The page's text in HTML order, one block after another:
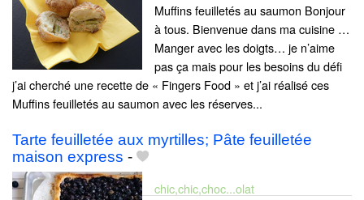
Muffins feuilletés au saumon Bonjour
à tous. Bienvenue dans ma cuisine …
Manger avec les doigts… je n’aime
pas ça mais pour les besoins du défi
j’ai cherché une recette de « Fingers Food » et j’ai réalisé ces
Muffins feuilletés au saumon avec les réserves...
Tarte feuilletée aux myrtilles; Pâte feuilletée
maison express -
chic,chic,choc...olat